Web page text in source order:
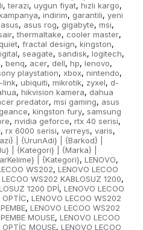
, terazi, uygun fiyat, hızlı kargo,
, indirim, garantili, yeni
asus, asus rog, gigabyte, msi,
, thermaltake, cooler master,
, fractal design, kingston,
, seagate, sandisk, logitech,
, benq, acer, dell, hp, lenovo,
playstation, xbox, nintendo,
link, ubiquiti, mikrotik, zyxel, d-
, hikvision kamera, dahua
predator, msi gaming, asus
, kingston fury, samsung
, nvidia geforce, rtx 40 serisi,
, rx 6000 serisi, verreys, varis,
| {UrunAdi} | {Barkod} |
| {Kategori} | {Marka} |
| {Kategori}, LENOVO,
WS202, LENOVO LECOO
LECOO WS202 KABLOSUZ 1200,
1200 DPİ, LENOVO LECOO
OPTİC, LENOVO LECOO WS202
, LENOVO LECOO WS202
MOUSE, LENOVO LECOO
MOUSE, LENOVO LECOO